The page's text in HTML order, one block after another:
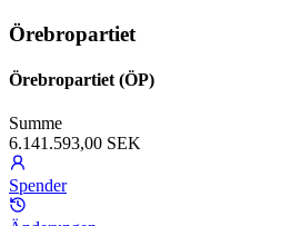
Örebropartiet
Örebropartiet (ÖP)
Summe
6.141.593,00 SEK
Spender